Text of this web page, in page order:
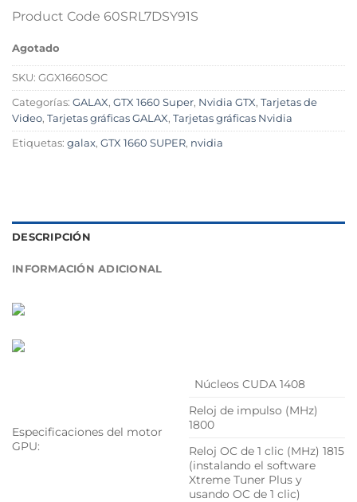
Product Code 60SRL7DSY91S
Agotado
SKU: GGX1660SOC
Categorías: GALAX, GTX 1660 Super, Nvidia GTX, Tarjetas de
Video, Tarjetas gráficas GALAX, Tarjetas gráficas Nvidia
Etiquetas: galax, GTX 1660 SUPER, nvidia
DESCRIPCIÓN
INFORMACIÓN ADICIONAL
Especificaciones del motor
GPU:
Núcleos CUDA 1408
Reloj de impulso (MHz)
1800
Reloj OC de 1 clic (MHz) 1815
(instalando el software
Xtreme Tuner Plus y
usando OC de 1 clic)